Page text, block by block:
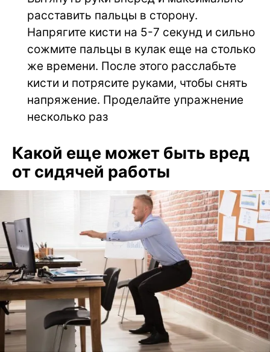
расставить пальцы в сторону.
Напрягите кисти на 5-7 секунд и сильно
сожмите пальцы в кулак еще на столько
же времени. После этого расслабьте
кисти и потрясите руками, чтобы снять
напряжение. Проделайте упражнение
несколько раз
Какой еще может быть вред
от сидячей работы